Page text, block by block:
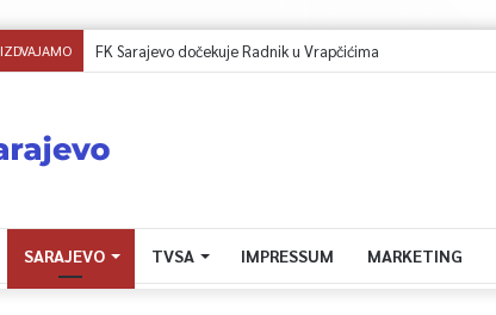
IZDVAJAMO FK Sarajevo dočekuje Radnik u Vrapčićima
SARAJEVO TVSA IMPRESSUM MARKETING